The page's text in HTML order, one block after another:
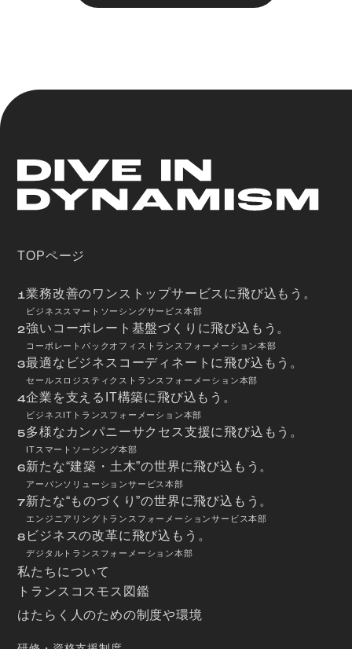
TOPページ
1業務改善のワンストップサービスに飛び込もう。
ビジネススマートソーシングサービス本部
2強いコーポレート基盤づくりに飛び込もう。
コーポレートバックオフィストランスフォーメーション本部
3最適なビジネスコーディネートに飛び込もう。
セールスロジスティクストランスフォーメーション本部
4企業を支えるIT構築に飛び込もう。
ビジネスITトランスフォーメーション本部
5多様なカンパニーサクセス支援に飛び込もう。
ITスマートソーシング本部
6新たな“建築・土木”の世界に飛び込もう。
アーバンソリューションサービス本部
7新たな“ものづくり”の世界に飛び込もう。
エンジニアリングトランスフォーメーションサービス本部
8 ビジネスの改革に飛び込もう。
デジタルトランスフォーメーション本部
私たちについて
トランスコスモス図鑑
はたらく人のための制度や環境